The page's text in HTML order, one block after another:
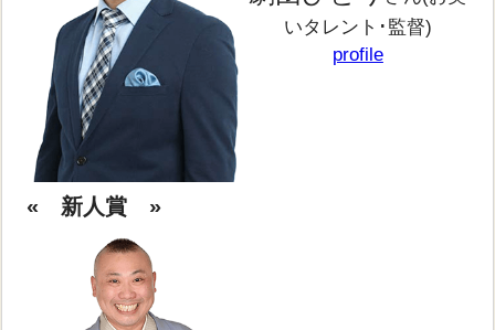
いタレント･監督)
profile
« 新人賞 »